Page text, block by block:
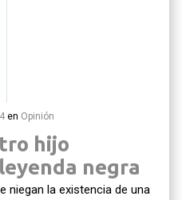
en Opinión
hijo
negra
niegan la existencia de una